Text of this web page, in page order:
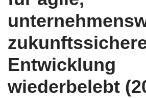
Entwicklung
wiederbelebt